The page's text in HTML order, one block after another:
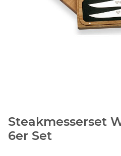
Steakmesserset
6er Set